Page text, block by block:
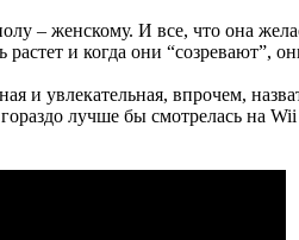
– женскому. И все, что она
и когда они “созревают”,
увлекательная, впрочем,
лучше бы смотрелась на